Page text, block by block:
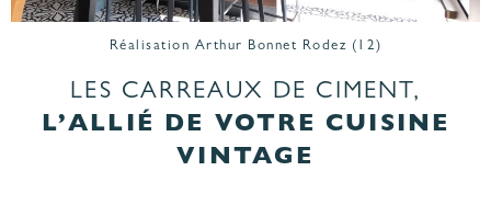
Réalisation Arthur Bonnet Rodez (12)
LES CARREAUX DE CIMENT,
L’ALLIÉ DE VOTRE CUISINE
VINTAGE